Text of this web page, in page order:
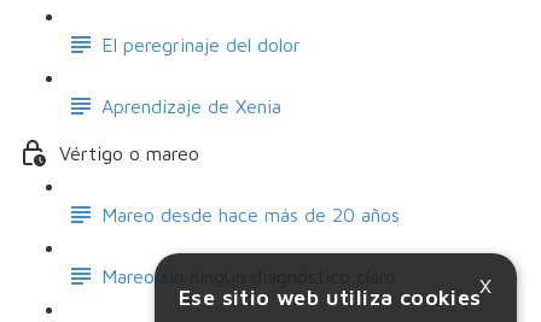
El peregrinaje del dolor
Aprendizaje de Xenia
Vértigo o mareo
Mareo desde hace más de 20 años
Mareo sin ningún diagnóstico claro ×
Ese sitio web utiliza cookies